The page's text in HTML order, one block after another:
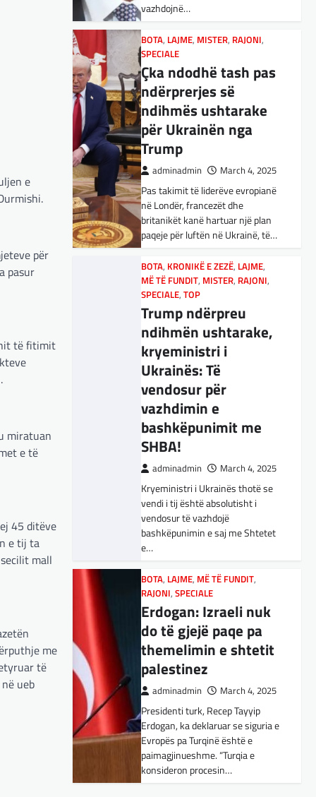
e
për
pasur
të fitimit
miratuan
e të
45 ditëve
e tij ta
mall
me
të
ueb
vazhdojnë…
BOTA, LAJME, MISTER, RAJONI,
SPECIALE
Çka ndodhë tash pas
ndërprerjes së
ndihmës ushtarake
për Ukrainën nga
Trump
adminadmin March 4, 2025
Pas takimit të liderëve evropianë
në Londër, francezët dhe
britanikët kanë hartuar një plan
paqeje për luftën në Ukrainë, të…
BOTA, KRONIKË E ZEZË, LAJME,
MË TË FUNDIT, MISTER, RAJONI,
SPECIALE,TOP
Trump ndërpreu
ndihmën ushtarake,
kryeministri i
Ukrainës: Të
vendosur për
vazhdimin e
bashkëpunimit me
SHBA!
adminadmin March 4, 2025
Kryeministri i Ukrainës thotë se
vendi i tij është absolutisht i
vendosur të vazhdojë
bashkëpunimin e saj me Shtetet
e…
BOTA, LAJME, MË TË FUNDIT,
RAJONI,SPECIALE
Erdogan: Izraeli nuk
do të gjejë paqe pa
themelimin e shtetit
palestinez
adminadmin March 4, 2025
Presidenti turk, Recep Tayyip
Erdogan, ka deklaruar se siguria e
Evropës pa Turqinë është e
paimagjinueshme. “Turqia e
konsideron procesin…
Nga Preç Zogaj Me rikthimin e
Presidenti Tramp po e trondit
status-quonë ndërkombëtare të
miqësive,…
FUN,KULTURË ,LAJME,MISTER,
OPINIONE,SPECIALE
Kuvendi i Lezhës dhe
konteksti aktual
gjeopolitik i
shqiptarëve
adminadmin March 3, 2025
Kuvendi i Lezhës i vitit 1444
është një ngjarje historike që
edhe sot prodhon mesazhe
rëndësishme për kombin
shqiptar. Ky…
BOTA,KULTURË,LAJME,
MË TË FUNDIT OPINIONE ,RAJONI
SPECIALE,TOP
E megjithatë
Amerika është
opsioni më i mirë për
shqiptarët
adminadmin
Nga Dritan Hila Vështirë se
ndonjë shqiptar që ndjek sadopak
politikën e jashtme, pas takimit
Trump-Zhelenski, nuk ka
menduar: Po…
BOTA,KULTURË,LAJME,MISTER,
RAJONI,SPECIALE,TECH
Varësia nga ChatGPT
është në rritje:
Kujdes! Këto janë
pasojat e mundshme
adminadmin
Sipas studiuesve, përdoruesit që
përdorin shpesh ChatGPT për
biseda jopersonale, duke
përfshirë kërkimin e këshillave,
shpjegimet konceptuale dhe
ndihmën për…
SPORT,VENDI
FFM pranon
kërkesën e